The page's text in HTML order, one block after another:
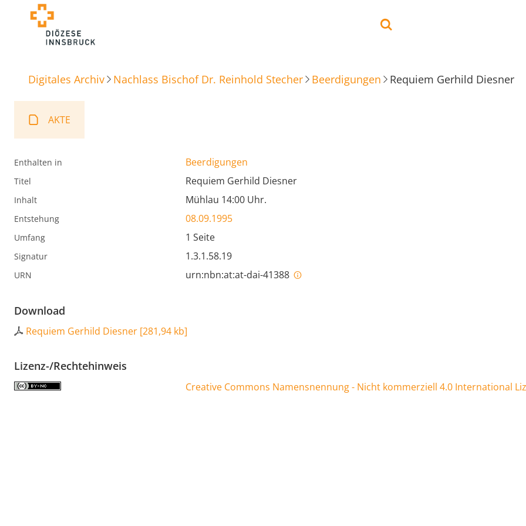
Digitales Archiv Nachlass Bischof Dr. Reinhold Stecher Beerdigungen Requiem Gerhild Diesner
AKTE
Enthalten in Beerdigungen
Titel Requiem Gerhild Diesner
Inhalt Mühlau 14:00 Uhr.
Entstehung 08.09.1995
Umfang 1 Seite
Signatur 1.3.1.58.19
URN urn:nbn:at:at-dai-41388
Download
Requiem Gerhild Diesner [281,94 kb]
Lizenz-/Rechtehinweis
Creative Commons Namensnennung - Nicht kommerziell 4.0 International